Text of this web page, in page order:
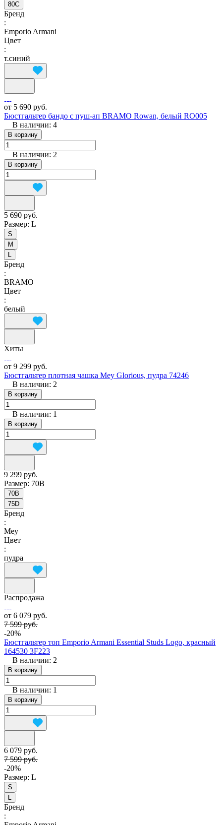
80C
Бренд
:
Emporio Armani
Цвет
:
т.синий
от 5 690 руб.
Бюстгальтер бандо с пуш-ап BRAMO Rowan, белый RO005
В наличии: 4
В корзину
В наличии: 2
В корзину
5 690 руб.
Размер: L
S
M
L
Бренд
:
BRAMO
Цвет
:
белый
Хиты
от 9 299 руб.
Бюстгальтер плотная чашка Mey Glorious, пудра 74246
В наличии: 2
В корзину
В наличии: 1
В корзину
9 299 руб.
Размер: 70B
70B
75D
Бренд
:
Mey
Цвет
:
пудра
Распродажа
от 6 079 руб.
7 599 руб.
-20%
Бюстгальтер топ Emporio Armani Essential Studs Logo, красный
164530 3F223
В наличии: 2
В корзину
В наличии: 1
В корзину
6 079 руб.
7 599 руб.
-20%
Размер: L
S
L
Бренд
: